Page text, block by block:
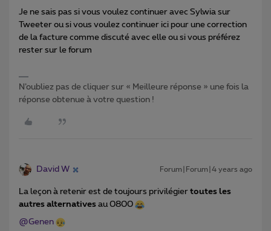
Je ne sais pas si vous voulez continuer avec Sylwia sur
Tweeter ou si vous voulez continuer ici pour une correction
de la facture comme discuté avec elle ou si vous préférez
rester sur le forum
N’oubliez pas de cliquer sur « Meilleure réponse » une fois la
réponse obtenue à votre question !
David W Forum|Forum|4 years ago
La leçon à retenir est de toujours privilégier toutes les
autres alternatives au 0800
@Genen